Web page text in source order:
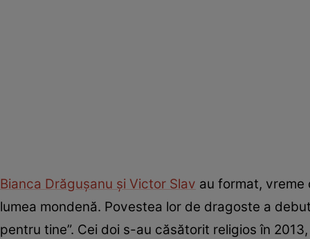
Bianca Drăgușanu și Victor Slav au format, vreme
lumea mondenă. Povestea lor de dragoste a
pentru tine”. Cei doi s-au căsătorit religios în